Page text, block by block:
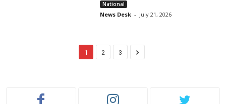
National
News Desk - July 21, 2026
1 2 3